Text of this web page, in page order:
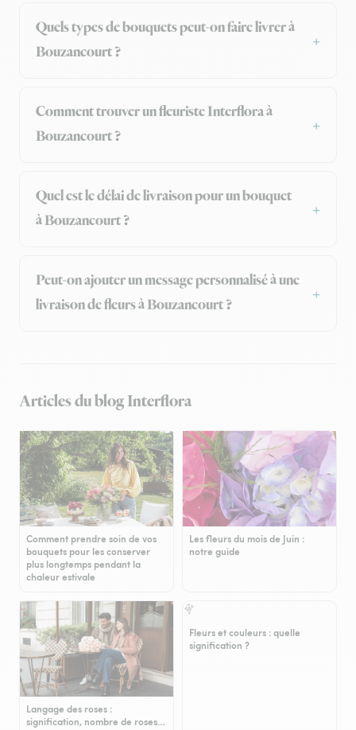
Quels types de bouquets peut-on faire livrer à
Bouzancourt ?
Comment trouver un fleuriste Interflora à
Bouzancourt ?
Quel est le délai de livraison pour un bouquet
à Bouzancourt ?
Peut-on ajouter un message personnalisé à une
livraison de fleurs à Bouzancourt ?
Articles du blog Interflora
Comment prendre soin de vos
bouquets pour les conserver
plus longtemps pendant la
chaleur estivale
Les fleurs du mois de Juin :
notre guide
Langage des roses :
signification, nombre de roses…
Fleurs et couleurs : quelle
signification ?